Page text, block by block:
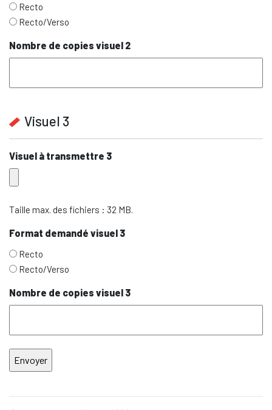
Recto
Recto/Verso
Nombre de copies visuel 2
Visuel 3
Visuel à transmettre 3
Taille max. des fichiers : 32 MB.
Format demandé visuel 3
Recto
Recto/Verso
Nombre de copies visuel 3